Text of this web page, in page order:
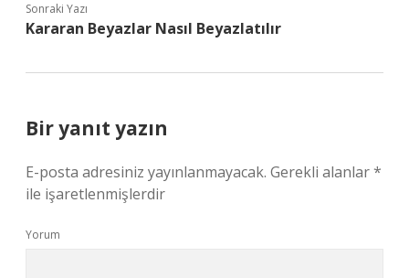
Sonraki Yazı
Kararan Beyazlar Nasıl Beyazlatılır
Bir yanıt yazın
E-posta adresiniz yayınlanmayacak. Gerekli alanlar*
ile işaretlenmişlerdir
Yorum